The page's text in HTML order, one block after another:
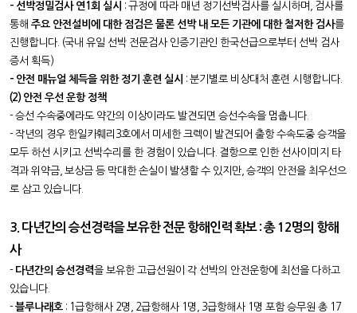
- 선박정밀검사 연1회 실시
: 규정에 따라 매년 정기선박검사를 실시하며, 검사를
통해 주요 안전설비에 대한 점검은 물론 선박 내 모든 기관에 대한 철저한 검사를
진행합니다. (국내 유일 선박 전문검사 인증기관인 한국선급으로부터 선박 검사
증서 획득)
- 안전 매뉴얼 체득을 위한 정기 훈련 실시
: 분기별로 비상대처 훈련 시행합니다.
(2) 안전 우선 운항 정책
- 승선 수속중에라도 약간의 이상이라도 발견되 면 승선수속을 멈춥니다.
-작년의 경우 한일카훼리3호에서 미세한 크렉이 발견되어 출항 수속도중 승객을
모두 하선 시키고 선박수리를 한 경험이 있습니다. 결항으로 인한선사이미지 타
격과 위약금, 보상금 등 막대한 손실이 발생할 수 있지만 승객의 안전을 최우선으
로 삼고 있습니다.
3. 다년간의 승선경력을 보유한 전문 항해인력 확보 : 총 12명의 항해
사
- 다년간의 승선경력을 보유한 고급선원이 각 선박의 안전운항에 최선을 다하고
있습니다.
-블루나래호 : 1급항해사 2명, 2급항해사 1명, 3급항해사 1명 포함 승무원 총 17